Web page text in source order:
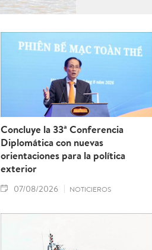
Concluye la 33ª Conferencia
Diplomática con nuevas
orientaciones para la política
exterior
07/08/2026 NOTICIEROS